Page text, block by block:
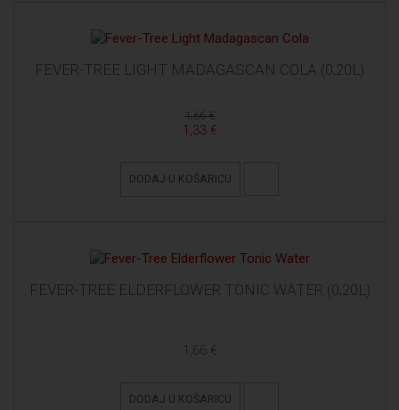
FEVER-TREE LIGHT MADAGASCAN COLA (0,20L)
1,66 €
1,33 €
DODAJ U KOŠARICU
FEVER-TREE ELDERFLOWER TONIC WATER (0,20L)
1,66 €
DODAJ U KOŠARICU